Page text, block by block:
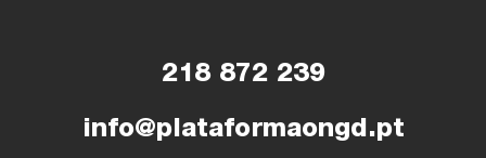
218 872 239
info@plataformaongd.pt